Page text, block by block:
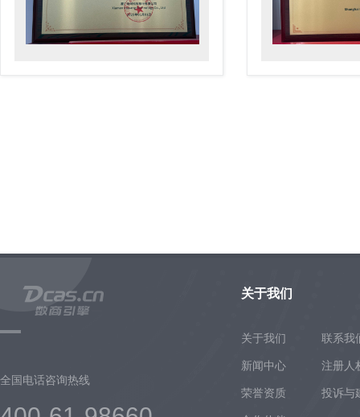
全国电话咨询热线
关于我们
关于我们 联系我
新闻中心 注册人
荣誉资质 投诉与